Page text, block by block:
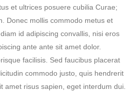
et ultrices posuere cubilia Curae;
Donec mollis commodo metus et
id adipiscing convallis, nisi eros
ante ante sit amet dolor.
facilisis. Sed faucibus placerat
commodo justo, quis hendrerit
amet risus sapien, eget interdum dui.